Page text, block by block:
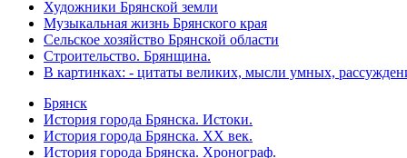
Художники Брянской земли
Музыкальная жизнь Брянского края
Сельское хозяйство Брянской области
Строительство. Брянщина.
В картинках: - цитаты великих, мысли умных,
Брянск
История города Брянска. Истоки.
История города Брянска. XX век.
История города Брянска. Хронограф.